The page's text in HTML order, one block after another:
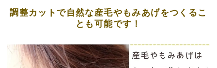
調整カットで自然な産毛やもみあげをつくるこ
とも可能です！